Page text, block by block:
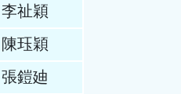
李祉穎
陳珏穎
張鎧廸